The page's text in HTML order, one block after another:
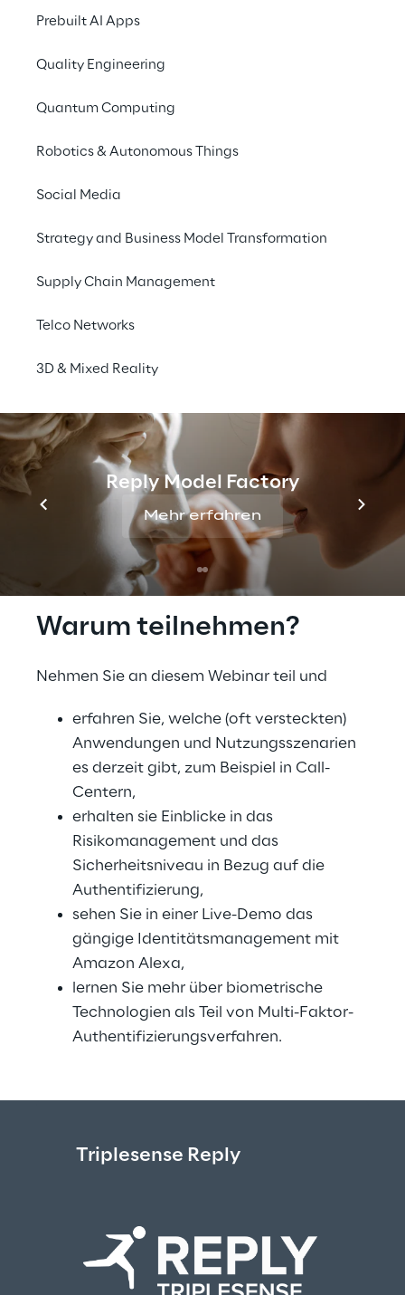
Prebuilt AI Apps
Quality Engineering
Quantum Computing
Robotics & Autonomous Things
Social Media
Strategy and Business Model Transformation
Supply Chain Management
Telco Networks
3D & Mixed Reality
Reply Model Factory
Mehr erfahren
Sprachschnittstellen neue Hürden.
Sicherheit ebnet den
Was würden Sie am Telefon, in einem
wenn Sie gezwungen wären, das Passwort
Höchstwahrscheinlich gar nichts! Die
Sprachauthentifizierung steigt jedoch - und
Technologien werden immer
zuverlässiger. Kontaktlose
Interaktionen sind der Weg in die Zukunft.
Finden wir heraus, wie man sie sicher macht.
Warum teilnehmen?
Nehmen Sie an diesem Webinar teil und
erfahren Sie, welche (oft versteckten)
Anwendungen und Nutzungsszenarien
es derzeit gibt, zum Beispiel in Call-
Centern,
erhalten sie Einblicke in das
Risikomanagement und das
Sicherheitsniveau in Bezug auf die
Authentifizierung,
sehen Sie in einer Live-Demo das
gängige Identitätsmanagement mit
Amazon Alexa,
lernen Sie mehr über biometrische
Technologien als Teil von Multi-Faktor-
Authentifizierungsverfahren.
Triplesense Reply